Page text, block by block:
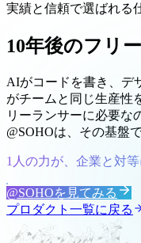
実績と信頼で選ばれる
10年後のフリ
AIがコードを書き、デ
がチームと同じ生産性
リーランサーに必要な
@SOHOは、その基盤
1人の力が、企業と対
@SOHOを見てみる
プロダクト一覧に戻る